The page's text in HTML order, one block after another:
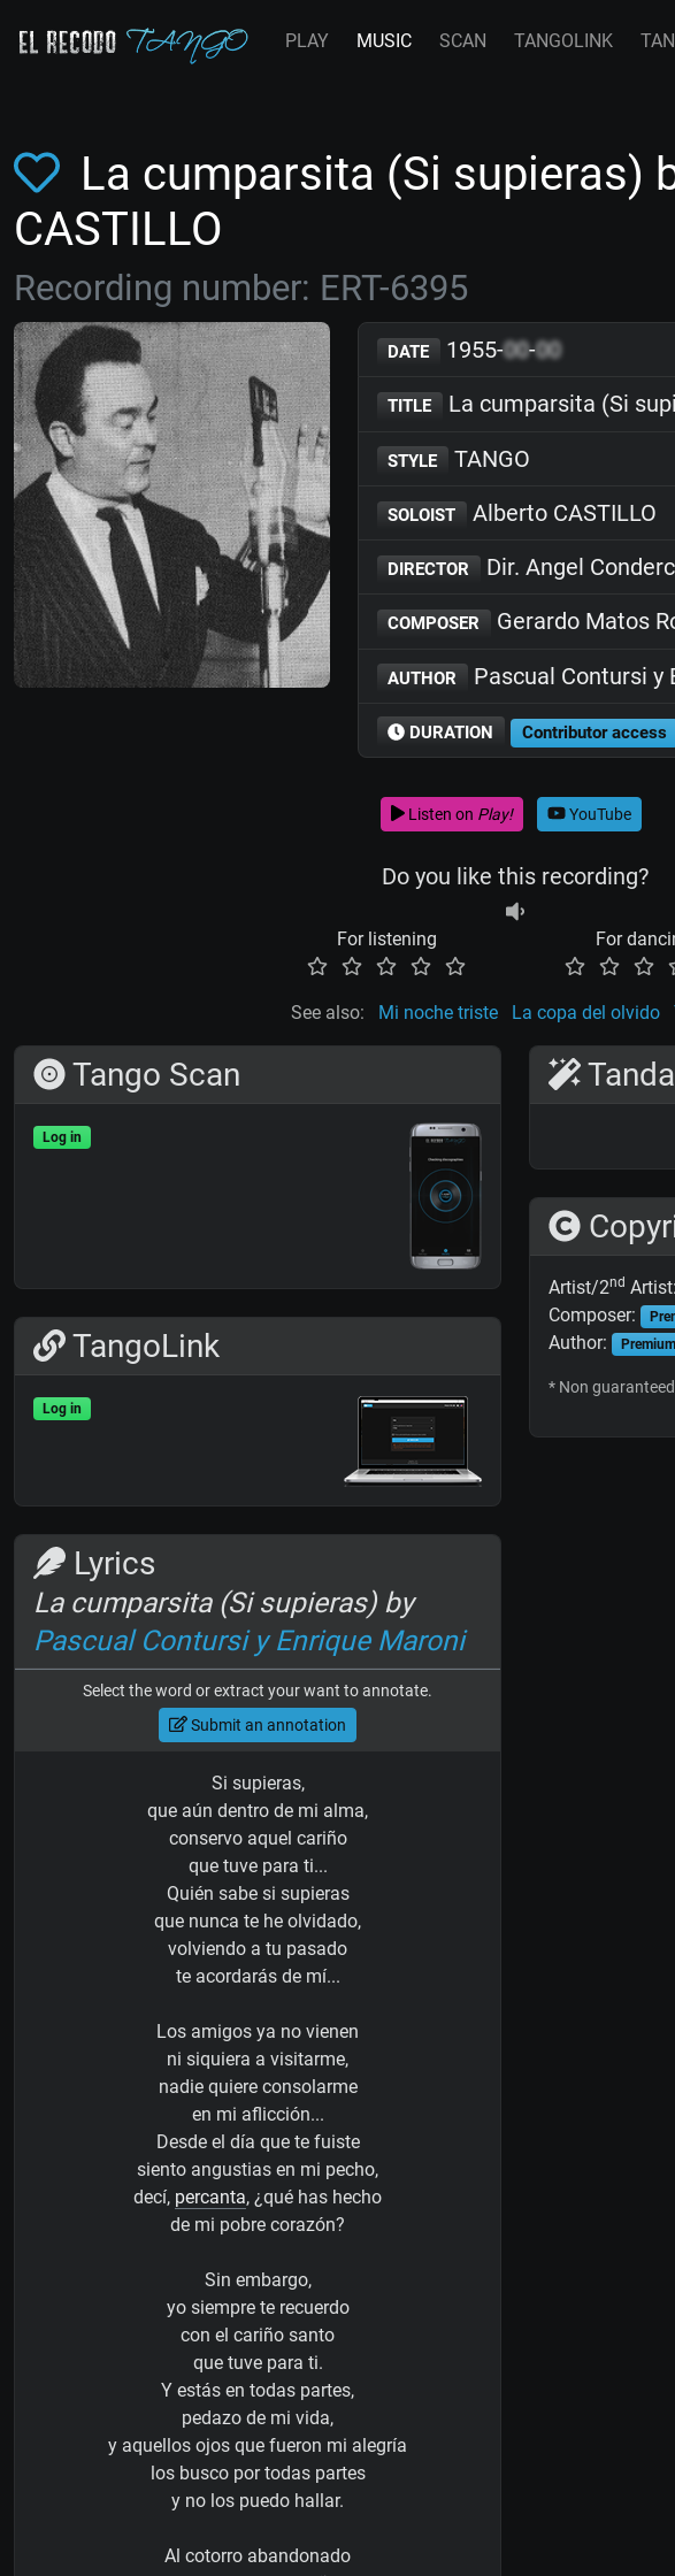
PLAY MUSIC SCAN TANGOLINK
La cumparsita (Si supieras)
CASTILLO
Recording number: ERT-6395
DATE 1955-00-00
TITLE La cumparsita (Si
STYLE TANGO
SOLOIST Alberto CASTILLO
DIRECTOR Dir. Angel
COMPOSER Gerardo Matos
AUTHOR Pascual Contursi y
DURATION Contributor access
Listen on Play! YouTube
Do you like this recording?
For listening For
See also: Mi noche triste La copa del olvido
Tango Scan
Log in
TangoLink
Log in
Lyrics
La cumparsita (Si supieras) by
Pascual Contursi y Enrique Maroni
Select the word or extract your want to annotate.
Submit an annotation
Si supieras,
que aún dentro de mi alma,
conservo aquel cariño
que tuve para ti...
Quién sabe si supieras
que nunca te he olvidado,
volviendo a tu pasado
te acordarás de mí...
Los amigos ya no vienen
ni siquiera a visitarme,
nadie quiere consolarme
en mi aflicción...
Desde el día que te fuiste
siento angustias en mi pecho,
decí, percanta, ¿qué has hecho
de mi pobre corazón?
Sin embargo,
yo siempre te recuerdo
con el cariño santo
que tuve para ti.
Y estás en todas partes,
pedazo de mi vida,
y aquellos ojos que fueron mi alegría
los busco por todas partes
y no los puedo hallar.
Al cotorro abandonado
Artist/2nd Artist:
Composer:
Author:
* Non